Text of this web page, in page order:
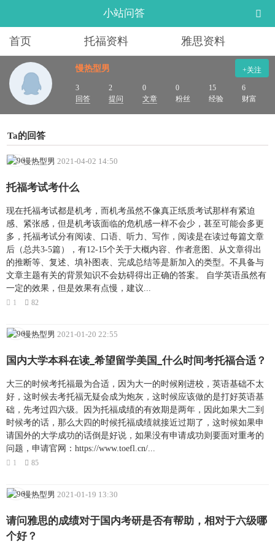
小站问答
首页 托福资料 雅思资料
+关注
慢热型男
3
回答
2
提问
0
文章
0
粉丝
15
经验
6
财富
Ta的回答
慢热型男 2021-04-02 14:50
托福考试考什么
现在托福考试都是机考，而机考虽然不像真正纸质考试那样有紧迫
感、紧张感，但是机考该面临的危机感一样不会少，甚至可能会多更
多，托福考试分有阅读、口语、听力、写作，阅读是在读过每篇文章
后（总共3-5篇），有12-15个关于大概内容、作者意图、从文章得出
的推断等、复述、填补图表、完成总结等是新加入的类型。不具备与
文章主题有关的背景知识不会妨碍得出正确的答案。 自学英语虽然有
一定的效果，但是效果有点慢，建议...
1 82
慢热型男 2021-01-20 22:55
国内大学本科在读_希望留学美国_什么时间考托福合适？
大三的时候考托福最为合适，因为大一的时候刚进校，英语基础不太
好，这时候去考托福无疑会成为炮灰，这时候应该做的是打好英语基
础，先考过四六级。因为托福成绩的有效期是两年，因此如果大二到
时候考的话，那么大四的时候托福成绩就接近过期了，这时候如果申
请国外的大学成功的话倒是好说，如果没有申请成功则要面对重考的
问题，申请官网：https://www.toefl.cn/...
1 85
慢热型男 2021-01-19 13:30
请问雅思的成绩对于国内考研是否有帮助，相对于六级哪
个好？